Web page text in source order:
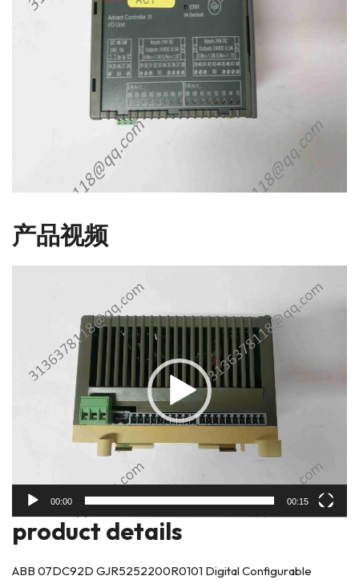
产品视频
00:00 00:15
product details
ABB 07DC92D GJR5252200R0101 Digital Configurable